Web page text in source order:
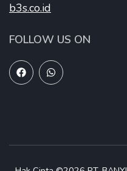
b3s.co.id
FOLLOW US ON